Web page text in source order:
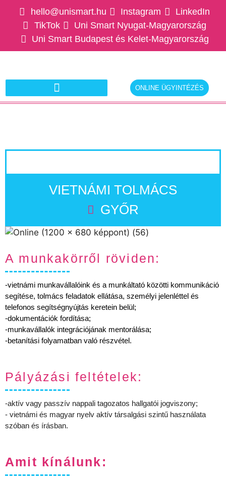
hello@unismart.hu Instagram
LinkedIn
TikTok
Uni Smart Nyugat-Magyarország
Uni Smart Budapest és Kelet-Magyarország
ONLINE ÜGYINTÉZÉS
VIETNÁMI TOLMÁCS
GYŐR
A munkakörről röviden:
-vietnámi munkavállalóink és a munkáltató közötti kommunikáció
segítése, tolmács feladatok ellátása, személyi jelenléttel és
telefonos segítségnyújtás keretein belül;
-dokumentációk fordítása;
-munkavállalók integrációjának mentorálása;
-betanítási folyamatban való részvétel.
Pályázási feltételek:
-aktív vagy passzív nappali tagozatos hallgatói jogviszony;
- vietnámi és magyar nyelv aktív társalgási szintű használata
szóban és írásban.
Amit kínálunk: